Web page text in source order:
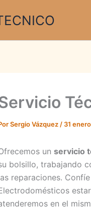
Sergio Vázquez / 31
un servicio
bolsillo, trabajando
reparaciones.
en el